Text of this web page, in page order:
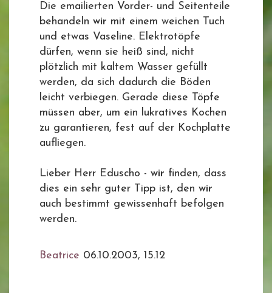
Die emailierten Vorder- und Seitenteile
behandeln wir mit einem weichen Tuch
und etwas Vaseline. Elektrotöpfe
dürfen, wenn sie heiß sind, nicht
plötzlich mit kaltem Wasser gefüllt
werden, da sich dadurch die Böden
leicht verbiegen. Gerade diese Töpfe
müssen aber, um ein lukratives Kochen
zu garantieren, fest auf der Kochplatte
aufliegen.
Lieber Herr Eduscho - wir finden, dass
dies ein sehr guter Tipp ist, den wir
auch bestimmt gewissenhaft befolgen
werden.
Beatrice 06.10.2003, 15.12